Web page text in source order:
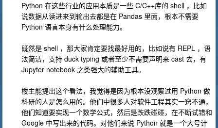
Python 在这些行业的应用本质是一些 C/C++库的 shell ，比如
说数据从读进来到输出去都是在 Pandas 里面，根本不需要
Python 语言本身有什么处理能力。
既然是 shell ，那大家肯定要找最好用的，比如说有 REPL ，语
法简洁，支持 duck typing 或者至少不需要声明来 cast 去，有
Jupyter notebook 之类强大的辅助工具。
楼主能提出这个看法，我觉得是因为根本没观察过用 Python 做
科研的人是怎么用的。他们中很多人对软件工程其实一窍不通，
他们知道要实现一个数学公式，然后是跌跌碰碰，在不断试错和
Google 中写出来的代码。对他们来说 Python 就是一个大号计